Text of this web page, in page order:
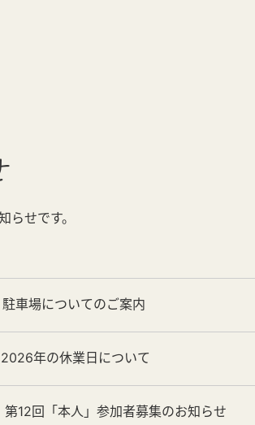
らせです。
駐車場についてのご案内
2026年の休業日について
第12回「本人」参加者募集のお知らせ